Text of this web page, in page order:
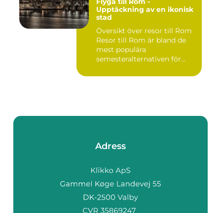
Upptäckning av en ikonisk
stad
Översikt över resor till Rom
Resor till Rom är bland de
mest populära
semesteralternativen för
Adress